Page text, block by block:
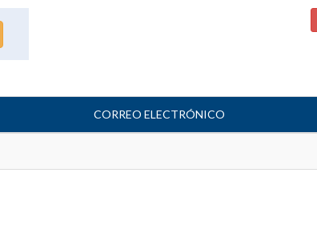
CORREO ELECTRÓNICO